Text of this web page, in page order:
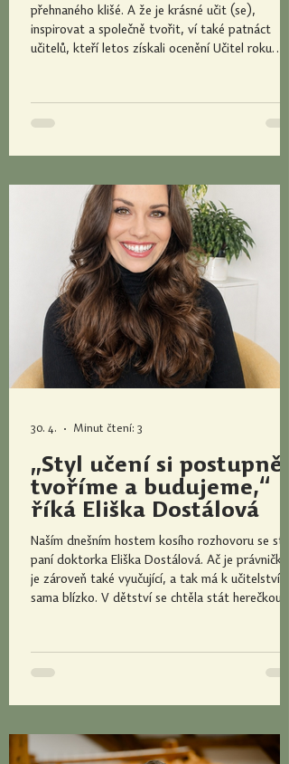
přehnaného klišé. A že je krásné učit (se),
inspirovat a společně tvořit, ví také patnáct
učitelů, kteří letos získali ocenění Učitel roku
vplujme do světa baletního tance. Tím se Irina
Popova celý život zabývá a toto nádherné
hudební škole a baletn
„Styl učení si postupně
tvoříme a budujeme,“
říká Eliška Dostálová
Naším dnešním hostem kosího rozhovoru se
paní doktorka Eliška Dostálová. Ač je
je zároveň také vyučující, a tak má k učitelství
sama blízko. V dětství se chtěla stát herečkou
tom jsme si s paní doktorkou povídali. Jaký byl
Váš nejoblíbenější (nebo naopak nejméně
a ce
30. 4. Minut čtení: 3